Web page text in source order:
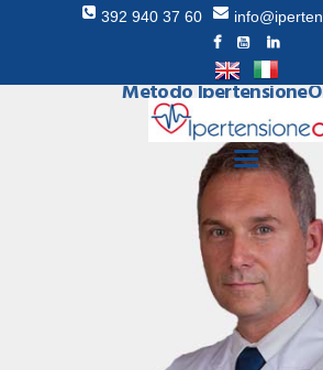
392 940 37 60
Come curare la pressione
Metodo
settimane